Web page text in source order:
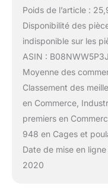
Poids de l’article :
Disponibilité des
indisponible sur les
ASIN : B08NWW5P3J
Moyenne des
Classement des
en Commerce,
premiers en
948 en Cages et
Date de mise en
2020